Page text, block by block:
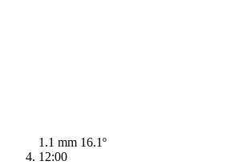
1.1 mm 16.1º
12:00